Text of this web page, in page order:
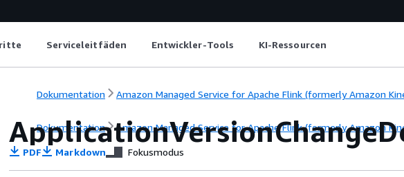
Serviceleitfäden Entwickler-Tools KI-Ressourcen
Dokumentation Amazon Managed Service for Apache Flink (formerly Amazon
Dokumentation Amazon Managed Service for Apache Flink (formerly Amazon
PDF Markdown Fokusmodus